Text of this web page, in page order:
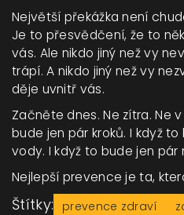
Největší překážka není
Je to přesvědčení, že to
vás. Ale nikdo jiný než vy
trápí. A nikdo jiný než vy
děje uvnitř vás.
Začněte dnes. Ne zítra. Ne
bude jen pár kroků. I když
vody. I když to bude jen pár
Nejlepší prevence je ta,
Štítky: prevence zdraví